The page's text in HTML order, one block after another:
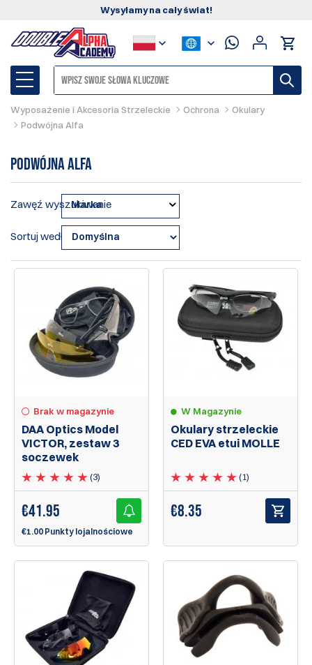
Wysyłamy na cały świat!
Wyposażenie i Akcesoria Strzeleckie Ochrona
Okulary
Podwójna Alfa
Podwójna Alfa
Zawęź wyszukiwanie
Marka
Sortuj według
Brak w magazynie
DAA Optics Model
VICTOR, zestaw 3
soczewek
(3)
€41.95
€1.00 Punkty lojalnościowe
W Magazynie
Okulary strzeleckie
CED EVA etui MOLLE
(1)
€8.35